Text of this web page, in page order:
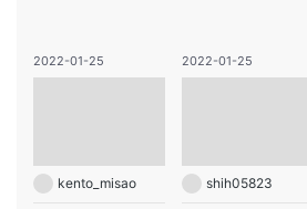
2022-01-25
kento_misao
2022-01-25
shih05823